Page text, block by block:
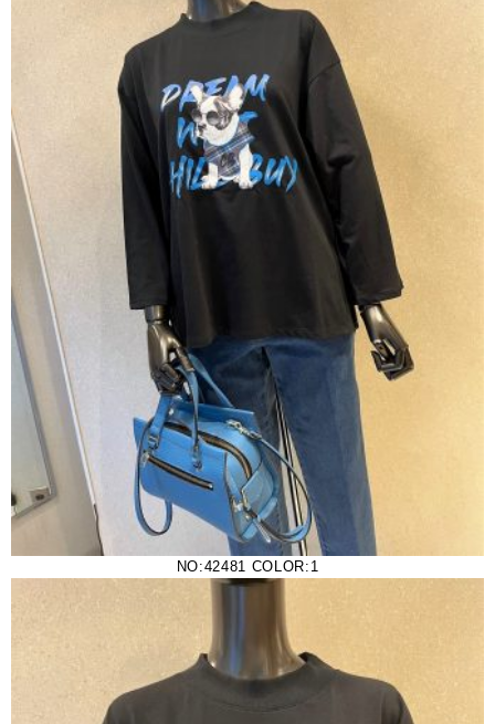
NO:42481 COLOR:1